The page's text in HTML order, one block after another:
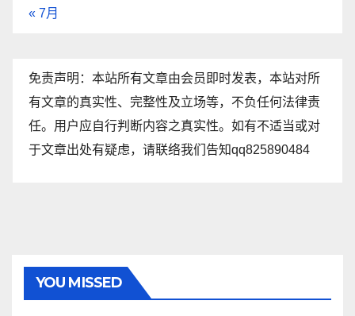
« 7月
免责声明：本站所有文章由会员即时发表，本站对所
有文章的真实性、完整性及立场等，不负任何法律责
任。用户应自行判断内容之真实性。如有不适当或对
于文章出处有疑虑，请联络我们告知qq825890484
YOU MISSED